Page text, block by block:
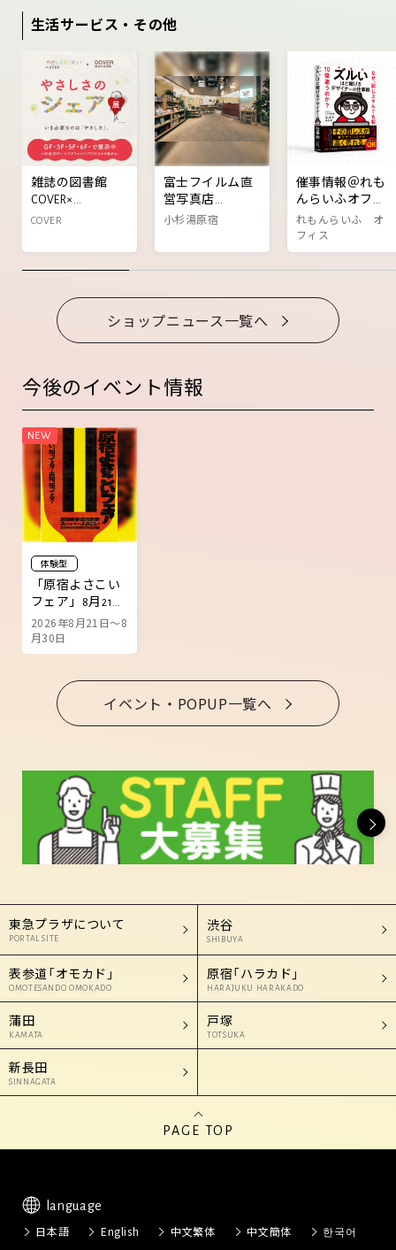
生活サービス・その他
雑誌の図書館
COVER×
AERA「やさしく
ェクト」体験型
展示 『やさしさ
COVER
富士フイルム直
営写真店
「WONDER
ンダーフォトシ
ョップ)」が、チ
ンしました
小杉湯原宿
催事情報＠れも
んらいふオフィ
ス前特設会場
【書籍『ズルい
ほど稼げるデザ
イナーの仕事
ント】
れもんらいふ オ
フィス
ショップニュース一覧へ
今後のイベント情報
体験型
「原宿よさこい
フェア」8月21日
より開催
2026年8月21日～8
月30日
イベント・POPUP一覧へ
東急プラザについて
PORTAL SITE
渋谷
SHIBUYA
表参道「オモカド」
OMOTESANDO OMOKADO
原宿「ハラカド」
HARAJUKU HARAKADO
蒲田
KAMATA
戸塚
TOTSUKA
新長田
SINNAGATA
PAGE TOP
language
日本語 English 中文繁体 中文簡体 한국어